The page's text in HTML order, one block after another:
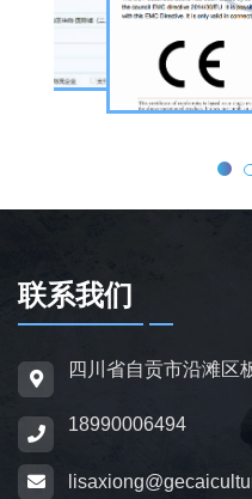
器恐龙结合机械传
眨眼、张嘴吼叫、
态效果，皮肤采用环
大型雕塑，覆盖霸王
龙、翼龙等常见品类
场景摆放。
为适配亲子游乐场景
防滑车轮、限速装置
联系我们
四川省自贡市沿滩区
18990006494